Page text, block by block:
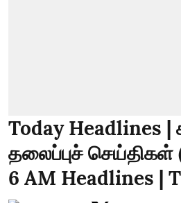
Today Headlines
தலைப்புச் செய்திகள்
6 AM Headlines |